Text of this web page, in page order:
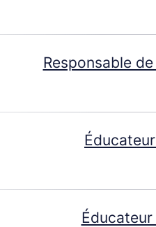
Responsable